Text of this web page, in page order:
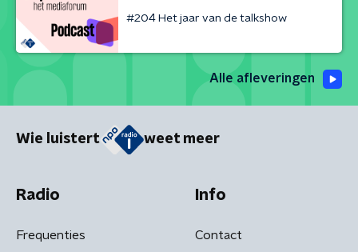
#204 Het jaar van de talkshow
Alle afleveringen
Wie luistert weet meer
Radio
Frequenties
Info
Contact